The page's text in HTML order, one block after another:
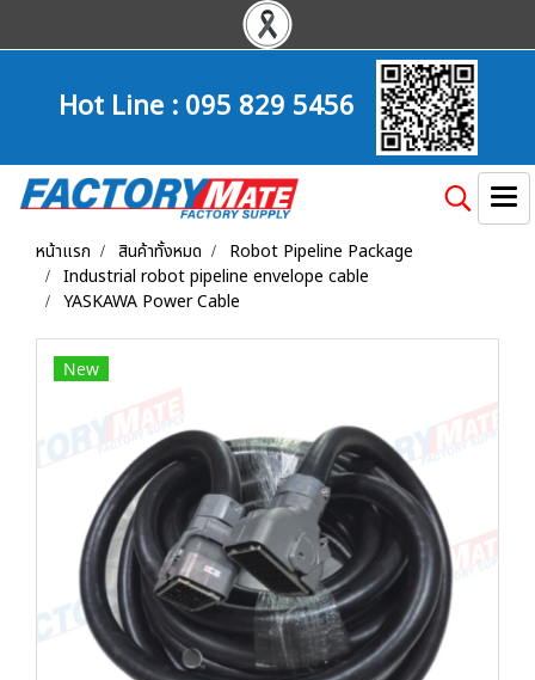
Hot Line :095 829 5456
หน้าแรก สินค้าทั้งหมด
Robot Pipeline Package
Industrial robot pipeline envelope cable
YASKAWA Power Cable
New